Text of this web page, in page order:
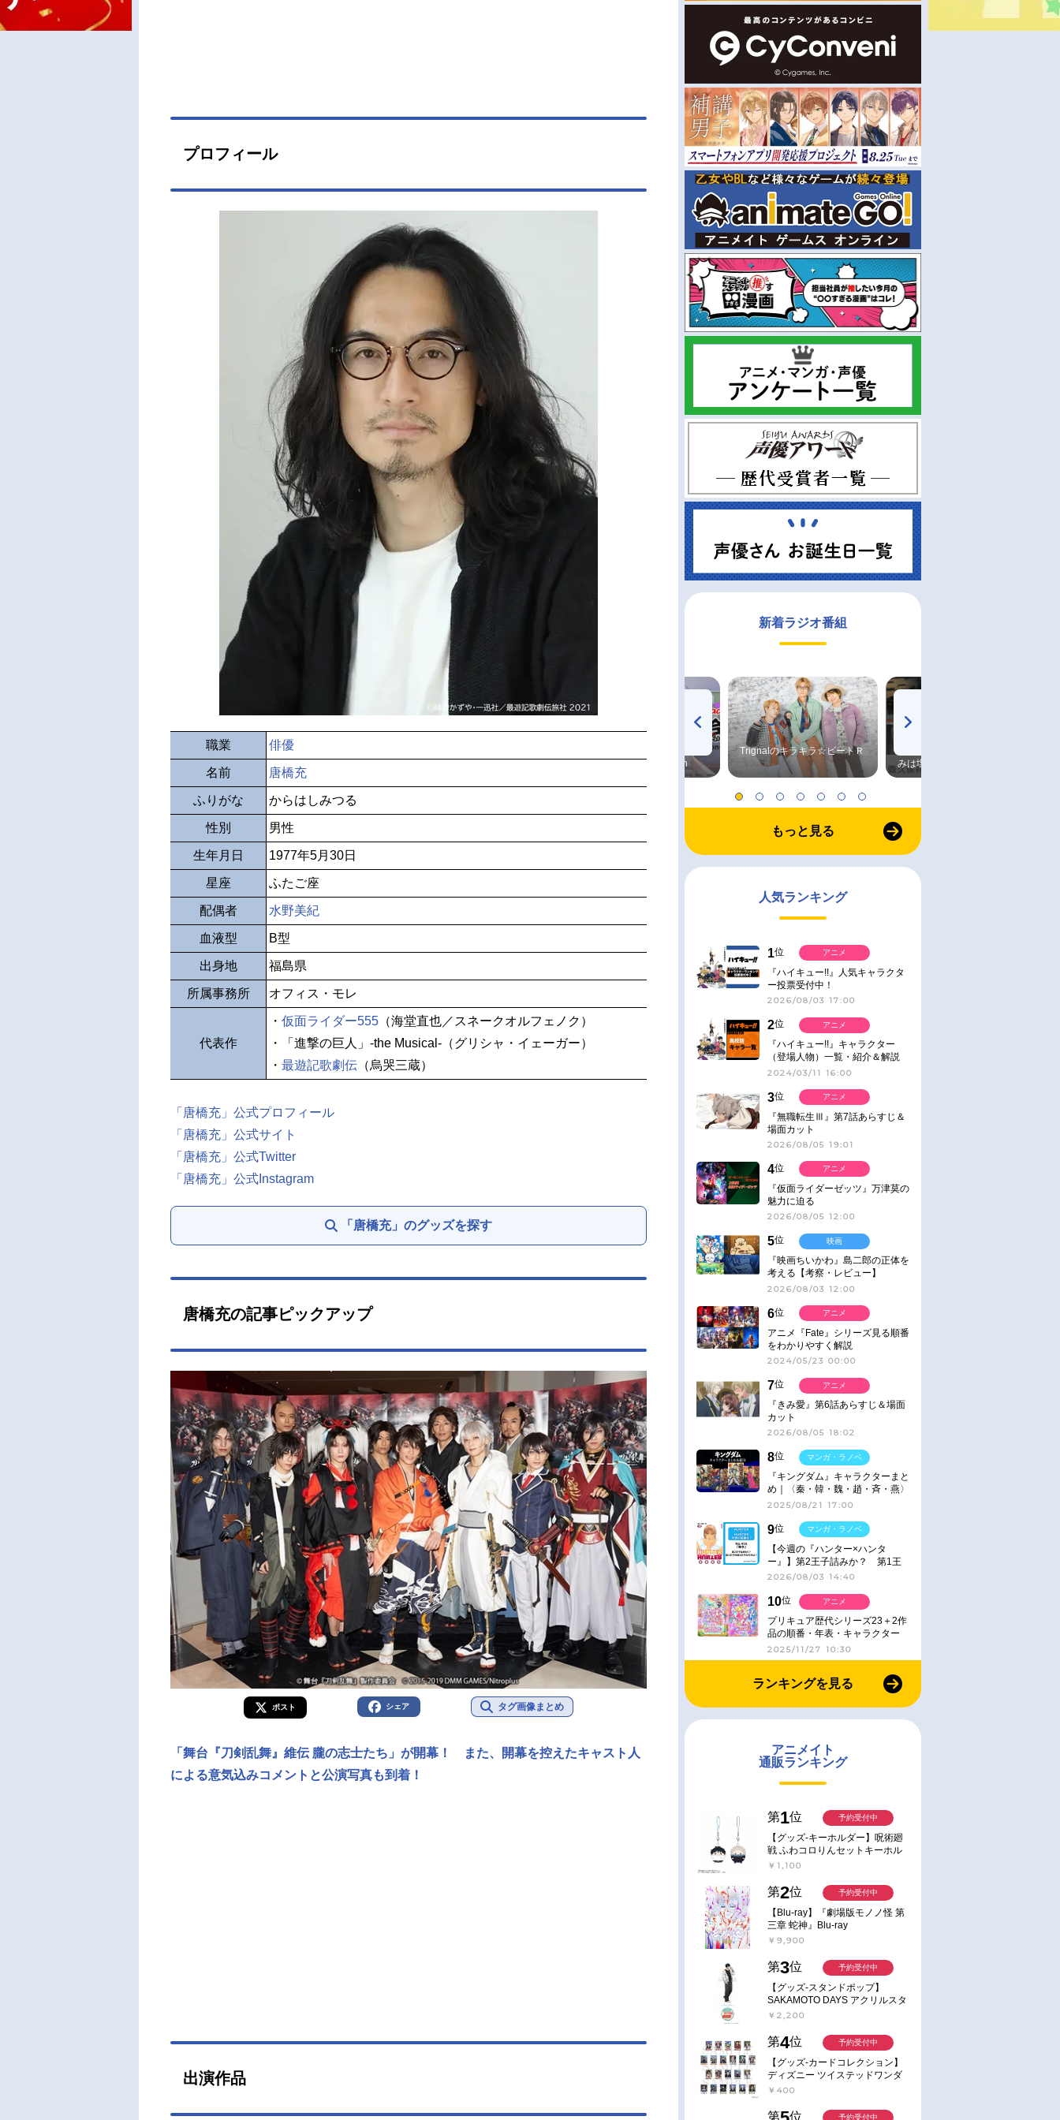
プロフィール
職業 俳優
名前 唐橋充
ふりがな からはしみつる
性別 男性
生年月日 1977年5月30日
星座 ふたご座
配偶者 水野美紀
血液型 B型
出身地 福島県
所属事務所 オフィス・モレ
代表作
・ 仮面ライダー555 （海堂直也／スネークオルフェノク）
・「進撃の巨人」-the Musical-（グリシャ・イェーガー）
・ 最遊記歌劇伝 （烏哭三蔵）
「唐橋充」公式プロフィール
「唐橋充」公式サイト
「唐橋充」公式Twitter
「唐橋充」公式Instagram
「唐橋充」のグッズを探す
唐橋充の記事ピックアップ
ポスト シェア タグ画像まとめ
「舞台『刀剣乱舞』維伝 朧の志士たち」が開幕！ また、開幕を控えたキャスト人
による意気込みコメントと公演写真も到着！
出演作品
新着ラジオ番組
♪ in アニメイトタイムズ
radio 大直会 2nd season
Trignalのキラキラ☆ビートＲ
みは塩だけ
もっと見る
人気ランキング
1位
『ハイキュー!!』人気キャラクタ
ー投票受付中！
2026/08/03 17:00
アニメ
2位
『ハイキュー!!』キャラクター
（登場人物）一覧・紹介＆解説
2024/03/11 16:00
アニメ
3位
『無職転生Ⅲ』第7話あらすじ＆
場面カット
2026/08/05 19:01
アニメ
4位
『仮面ライダーゼッツ』万津莫の
魅力に迫る
2026/08/05 12:00
アニメ
5位
『映画ちいかわ』島二郎の正体を
考える【考察・レビュー】
2026/08/03 12:00
映画
6位
アニメ『Fate』シリーズ見る順番
をわかりやすく解説
2024/05/23 00:00
アニメ
7位
『きみ愛』第6話あらすじ＆場面
カット
2026/08/05 18:02
アニメ
8位
『キングダム』キャラクターまと
め｜〈秦・韓・魏・趙・斉・燕〉
2025/08/21 17:00
マンガ・ラノベ
9位
【今週の『ハンター×ハンタ
ー』】第2王子詰みか？ 第1王
子と第4王子が対峙「発令」＜
2026/08/03 14:40
マンガ・ラノベ
10位
プリキュア歴代シリーズ23＋2作
品の順番・年表・キャラクター
【2025年版】
2025/11/27 10:30
アニメ
ランキングを見る
アニメイト
通販ランキング
第1位
【グッズ-キーホルダー】呪術廻
戦 ふわコロりんセットキーホル
ダー【アニメイト特典付】
￥1,100
予約受付中
第2位
【Blu-ray】『劇場版モノノ怪 第
三章 蛇神』Blu-ray
￥9,900
予約受付中
第3位
【グッズ-スタンドポップ】
SAKAMOTO DAYS アクリルスタ
ンド～Sunny Afternoon～ 4.南雲
￥2,200
予約受付中
第4位
【グッズ-カードコレクション】
ディズニー ツイステッドワンダ
ーランド ランダムカードコレク
￥400
予約受付中
第 位 予約受付中